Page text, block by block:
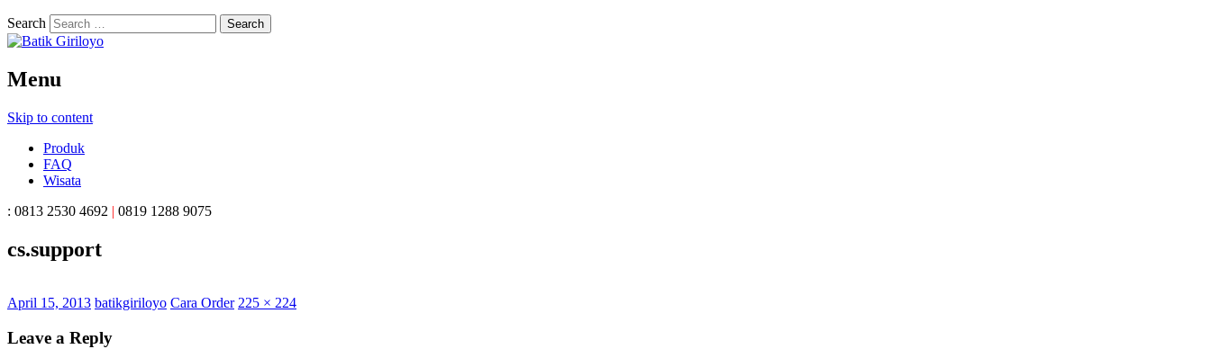
Search
Batik Giriloyo
Sentra Pengrajin Batik Tulis di Yogyakarta
Menu
Skip to content
Produk
FAQ
Wisata
: 0813 2530 4692 | 0819 1288 9075
cs.support
April 15, 2013 batikgiriloyo Cara Order 225 × 224
Leave a Reply